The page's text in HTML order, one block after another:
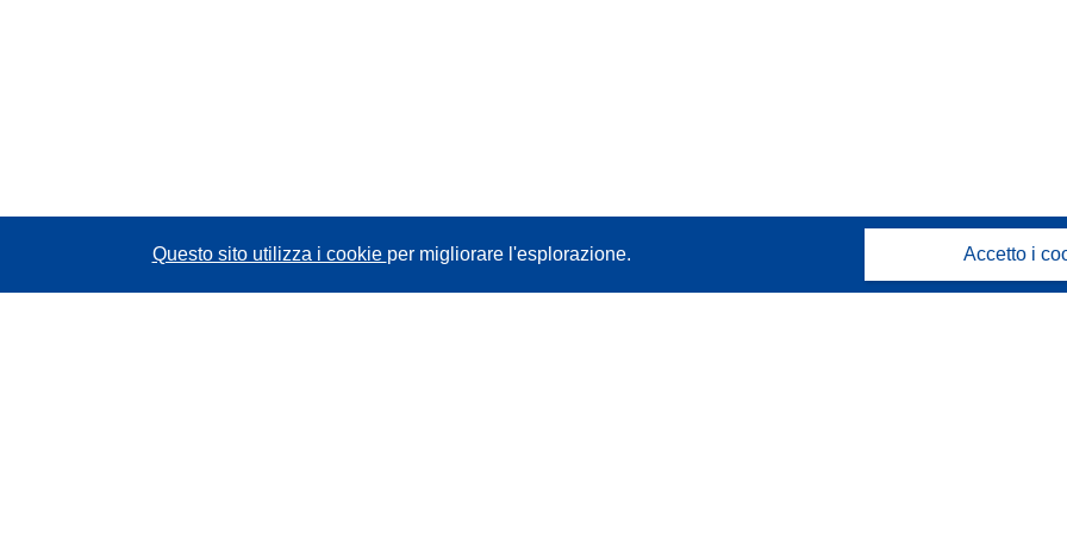
Questo sito utilizza i cookie per migliorare l'esplorazione. Accetto i